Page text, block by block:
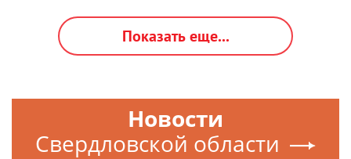
Показать еще...
Новости
Свердловской области